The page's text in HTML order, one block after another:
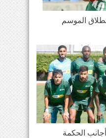
الموسم
الحكمة